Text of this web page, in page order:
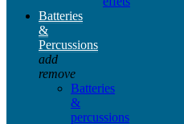
Batteries
&
Percussions
add
remove
Batteries
&
percussions